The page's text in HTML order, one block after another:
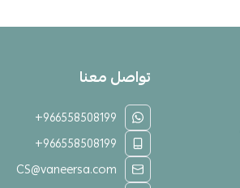
تواصل معنا
+966558508199
+966558508199
CS@vaneersa.com